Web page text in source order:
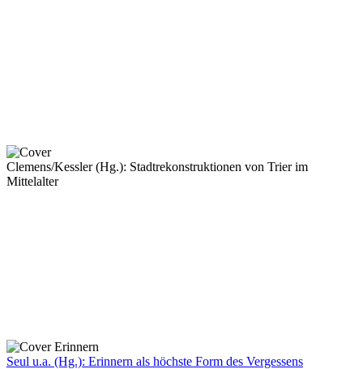
Clemens/Kessler (Hg.): Stadtrekonstruktionen von Trier im
Mittelalter
Seul u.a. (Hg.): Erinnern als höchste Form des Vergessens